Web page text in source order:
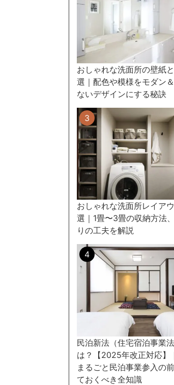
おしゃれな洗面所の壁紙
選｜配色や模様をモダン
ないデザインにする秘訣
おしゃれな洗面所レイア
選｜1畳〜3畳の収納方法
りの工夫を解説
民泊新法（住宅宿泊事業
は？【2025年改正対応】
まるごと民泊事業参入の
ておくべき全知識